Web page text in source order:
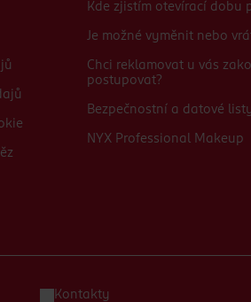
Kde zjistím otevírací dobu
Je možné vyměnit nebo
Chci reklamovat u vás
postupovat?
Bezpečnostní a datové listy
NYX Professional Makeup
Kontakty